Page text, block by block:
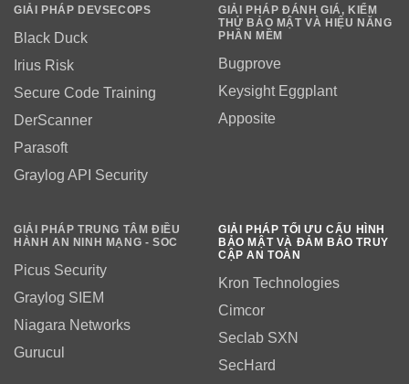
GIẢI PHÁP DEVSECOPS
Black Duck
Irius Risk
Secure Code Training
DerScanner
Parasoft
Graylog API Security
GIẢI PHÁP ĐÁNH GIÁ, KIỂM
THỬ BẢO MẬT VÀ HIỆU NĂNG
PHẦN MỀM
Bugprove
Keysight Eggplant
Apposite
GIẢI PHÁP TRUNG TÂM ĐIỀU
HÀNH AN NINH MẠNG - SOC
Picus Security
Graylog SIEM
Niagara Networks
Gurucul
GIẢI PHÁP TỐI ƯU CẤU HÌNH
BẢO MẬT VÀ ĐẢM BẢO TRUY
CẬP AN TOÀN
Kron Technologies
Cimcor
Seclab SXN
SecHard